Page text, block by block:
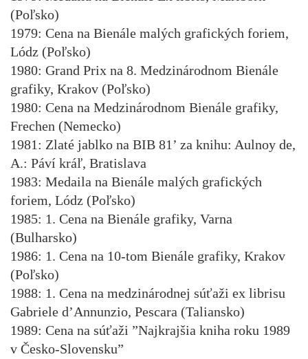
(Poľsko)
1979: Cena na Bienále malých grafických foriem,
Lódz (Poľsko)
1980: Grand Prix na 8. Medzinárodnom Bienále
grafiky, Krakov (Poľsko)
1980: Cena na Medzinárodnom Bienále grafiky,
Frechen (Nemecko)
1981: Zlaté jablko na BIB 81’ za knihu: Aulnoy de,
A.: Páví kráľ, Bratislava
1983: Medaila na Bienále malých grafických
foriem, Lódz (Poľsko)
1985: 1. Cena na Bienále grafiky, Varna
(Bulharsko)
1986: 1. Cena na 10-tom Bienále grafiky, Krakov
(Poľsko)
1988: 1. Cena na medzinárodnej súťaži ex librisu
Gabriele d’Annunzio, Pescara (Taliansko)
1989: Cena na súťaži ”Najkrajšia kniha roku 1989
v Česko-Slovensku”